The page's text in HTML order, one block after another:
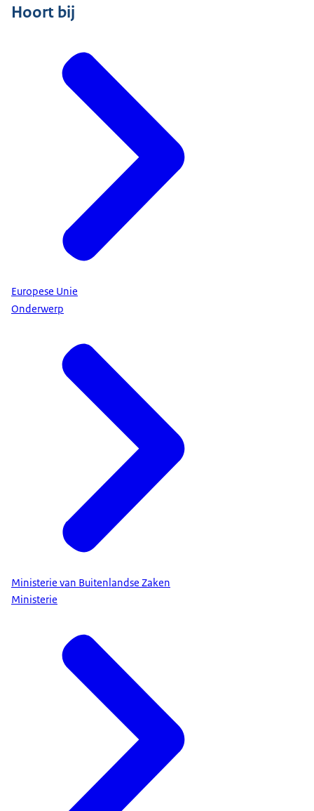
Hoort bij
Europese Unie
Onderwerp
Ministerie van Buitenlandse Zaken
Ministerie